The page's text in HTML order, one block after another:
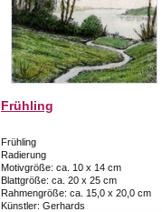
Frühling
Frühling
Radierung
Motivgröße: ca. 10 x 14 cm
Blattgröße: ca. 20 x 25 cm
Rahmengröße: ca. 15,0 x 20,0 cm
Künstler: Gerhards